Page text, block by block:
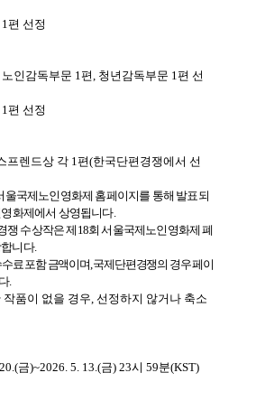
편 선정
노인감독부문 1 편 청년감독부문 1 편 선
편 선정
프렌드상 각 1 편(한국단편경쟁에서 선
국제노인영화제 홈페이지를 통해 발표되
화제에서 상영됩니다.
쟁 수상작은 제 18회 서울국제노인영화제 폐
니다.
료 포함 금액이며 국제단편경쟁의 경우 페이
.
품이 없을 경우 선정하지 않거나 축소
금)~2026. 5. 13.(금) 23시 59분(KST)